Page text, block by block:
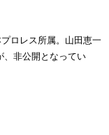
ロレス所属。山田恵一
、非公開となってい